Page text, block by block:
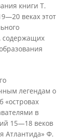
книги Т.
веках этот
содержащих
легендам о
«островах
в
15—18 веков
Атлантида» Ф.